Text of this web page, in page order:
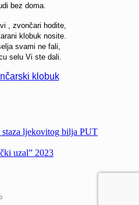
bez doma.
, zvončari hodite,
klobuk nosite.
svami ne fali,
selu Vi ste dali.
klobuk
ljekovitog bilja PUT
uzal” 2023